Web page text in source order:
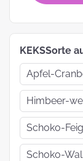
KEKSSorte
Apfel-
Himbeer-
Schoko-
Schoko-